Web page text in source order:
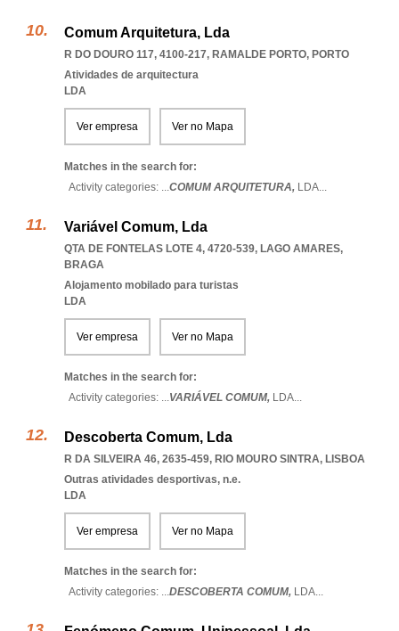
Comum Arquitetura, Lda
R DO DOURO 117, 4100-217, RAMALDE PORTO, PORTO
Atividades de arquitectura
LDA
Ver empresa Ver no Mapa
Matches in the search for:
Activity categories: ...COMUM ARQUITETURA, LDA...
Variável Comum, Lda
QTA DE FONTELAS LOTE 4, 4720-539, LAGO AMARES,
BRAGA
Alojamento mobilado para turistas
LDA
Ver empresa Ver no Mapa
Matches in the search for:
Activity categories: ...VARIÁVEL COMUM, LDA...
Descoberta Comum, Lda
R DA SILVEIRA 46, 2635-459, RIO MOURO SINTRA, LISBOA
Outras atividades desportivas, n.e.
LDA
Ver empresa Ver no Mapa
Matches in the search for:
Activity categories: ...DESCOBERTA COMUM, LDA...